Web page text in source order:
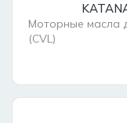
Моторные масла
(CVL)